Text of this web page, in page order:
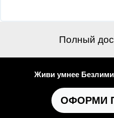
Полный
Живи умнее
ОФОРМИ